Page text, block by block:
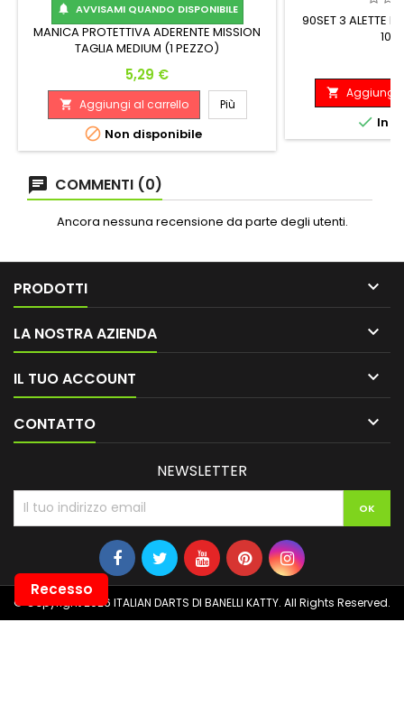
 AVVISAMI QUANDO DISPONIBILE
MANICA PROTETTIVA ADERENTE MISSION
TAGLIA MEDIUM (1 PEZZO)
Prezzo
5,29 €
 Aggiungi al carrello Più
 Non disponibile
90SET 3 ALETTE
100
 Aggiungi
 In
COMMENTI (0)
Ancora nessuna recensione da parte degli utenti.
PRODOTTI 
LA NOSTRA AZIENDA 
IL TUO ACCOUNT 
CONTATTO 
NEWSLETTER
© Copyright 2026 ITALIAN DARTS DI BANELLI KATTY. All Rights Reserved.
Recesso